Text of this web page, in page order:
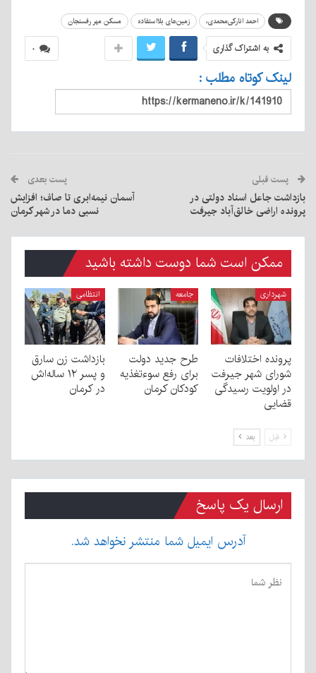
احمد انارکی‌محمدی، زمین‌های بلااستفاده مسکن مهر رفسنجان
۰ به اشتراک گذاری
لینک کوتاه مطلب :
پست قبلی
بازداشت جاعل اسناد دولتی در
پرونده اراضی خالق‌آباد جیرفت
پست بعدی
آسمان نیمه‌ابری تا صاف؛ افزایش
نسبی دما در شهر کرمان
ممکن است شما دوست داشته باشید
شهرداری
پرونده اختلافات
شورای شهر جیرفت
در اولویت رسیدگی
قضایی
جامعه
طرح جدید دولت
برای رفع سوءتغذیه
کودکان کرمان
انتظامی
بازداشت زن سارق
و پسر ۱۲ ساله‌اش
در کرمان
قبل بعد
ارسال یک پاسخ
آدرس ایمیل شما منتشر نخواهد شد.